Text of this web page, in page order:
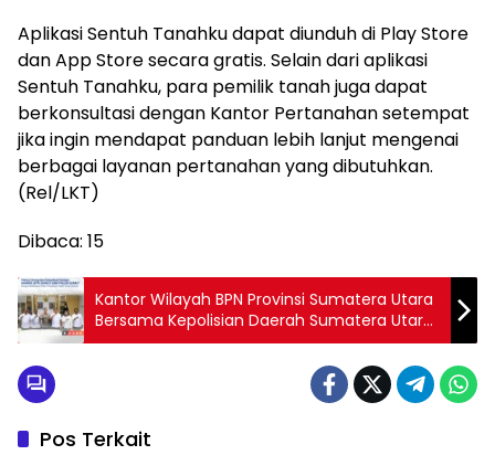
Aplikasi Sentuh Tanahku dapat diunduh di Play Store
dan App Store secara gratis. Selain dari aplikasi
Sentuh Tanahku, para pemilik tanah juga dapat
berkonsultasi dengan Kantor Pertanahan setempat
jika ingin mendapat panduan lebih lanjut mengenai
berbagai layanan pertanahan yang dibutuhkan.
(Rel/LKT)
Dibaca: 15
Kantor Wilayah BPN Provinsi Sumatera Utara
Bersama Kepolisian Daerah Sumatera Utara
Jalin Kolaborasi Strategis
Pos Terkait